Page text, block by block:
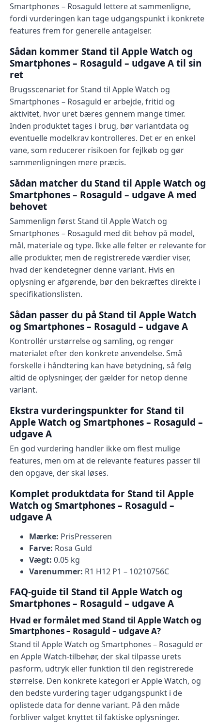
Smartphones – Rosaguld lettere at sammenligne,
fordi vurderingen kan tage udgangspunkt i konkrete
features frem for generelle antagelser.
Sådan kommer Stand til Apple Watch og
Smartphones – Rosaguld – udgave A til sin
ret
Brugsscenariet for Stand til Apple Watch og
Smartphones – Rosaguld er arbejde, fritid og
aktivitet, hvor uret bæres gennem mange timer.
Inden produktet tages i brug, bør variantdata og
eventuelle modelkrav kontrolleres. Det er en enkel
vane, som reducerer risikoen for fejlkøb og gør
sammenligningen mere præcis.
Sådan matcher du Stand til Apple Watch og
Smartphones – Rosaguld – udgave A med
behovet
Sammenlign først Stand til Apple Watch og
Smartphones – Rosaguld med dit behov på model,
mål, materiale og type. Ikke alle felter er relevante for
alle produkter, men de registrerede værdier viser,
hvad der kendetegner denne variant. Hvis en
oplysning er afgørende, bør den bekræftes direkte i
specifikationslisten.
Sådan passer du på Stand til Apple Watch
og Smartphones – Rosaguld – udgave A
Kontrollér urstørrelse og samling, og rengør
materialet efter den konkrete anvendelse. Små
forskelle i håndtering kan have betydning, så følg
altid de oplysninger, der gælder for netop denne
variant.
Ekstra vurderingspunkter for Stand til
Apple Watch og Smartphones – Rosaguld –
udgave A
En god vurdering handler ikke om flest mulige
features, men om at de relevante features passer til
den opgave, der skal løses.
Komplet produktdata for Stand til Apple
Watch og Smartphones – Rosaguld –
udgave A
Mærke: PrisPresseren
Farve: Rosa Guld
Vægt: 0.05 kg
Varenummer: R1 H12 P1 – 10210756C
FAQ-guide til Stand til Apple Watch og
Smartphones – Rosaguld – udgave A
Hvad er formålet med Stand til Apple Watch og
Smartphones – Rosaguld – udgave A?
Stand til Apple Watch og Smartphones – Rosaguld er
en Apple Watch-tilbehør, der skal tilpasse urets
pasform, udtryk eller funktion til den registrerede
størrelse. Den konkrete kategori er Apple Watch, og
den bedste vurdering tager udgangspunkt i de
oplistede data for denne variant. På den måde
forbliver valget knyttet til faktiske oplysninger.